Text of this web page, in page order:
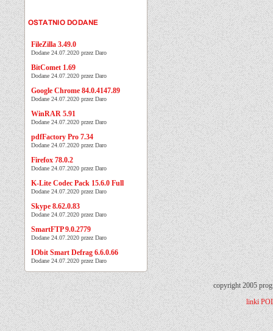
FileZilla 3.49.0
Dodane 24.07.2020 przez Daro
BitComet 1.69
Dodane 24.07.2020 przez Daro
Google Chrome 84.0.4147.89
Dodane 24.07.2020 przez Daro
WinRAR 5.91
Dodane 24.07.2020 przez Daro
pdfFactory Pro 7.34
Dodane 24.07.2020 przez Daro
Firefox 78.0.2
Dodane 24.07.2020 przez Daro
K-Lite Codec Pack 15.6.0 Full
Dodane 24.07.2020 przez Daro
Skype 8.62.0.83
Dodane 24.07.2020 przez Daro
SmartFTP 9.0.2779
Dodane 24.07.2020 przez Daro
IObit Smart Defrag 6.6.0.66
Dodane 24.07.2020 przez Daro
copyright 2005
linki